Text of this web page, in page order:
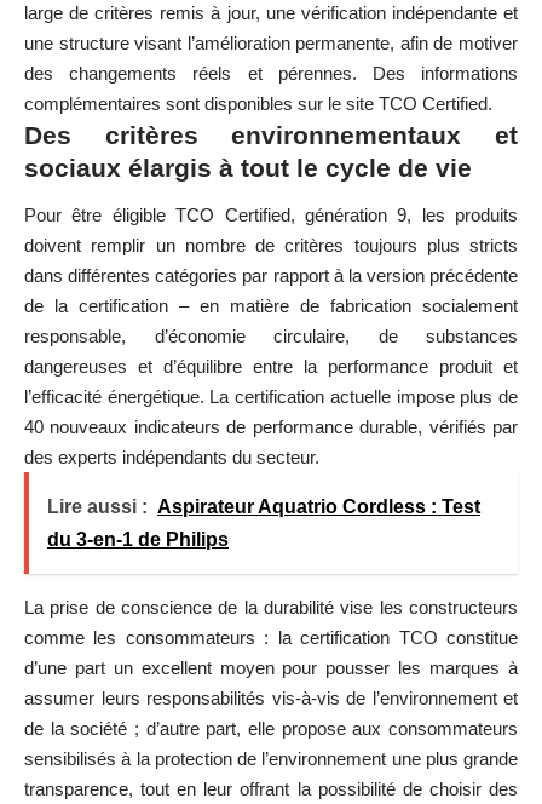
large de critères remis à jour, une vérification indépendante et
une structure visant l’amélioration permanente, afin de motiver
des changements réels et pérennes. Des informations
complémentaires sont disponibles sur le site TCO Certified.
Des critères environnementaux et
sociaux élargis à tout le cycle de vie
Pour être éligible TCO Certified, génération 9, les produits
doivent remplir un nombre de critères toujours plus stricts
dans différentes catégories par rapport à la version précédente
de la certification – en matière de fabrication socialement
responsable, d’économie circulaire, de substances
dangereuses et d’équilibre entre la performance produit et
l’efficacité énergétique. La certification actuelle impose plus de
40 nouveaux indicateurs de performance durable, vérifiés par
des experts indépendants du secteur.
Lire aussi : Aspirateur Aquatrio Cordless : Test
du 3-en-1 de Philips
La prise de conscience de la durabilité vise les constructeurs
comme les consommateurs : la certification TCO constitue
d’une part un excellent moyen pour pousser les marques à
assumer leurs responsabilités vis-à-vis de l’environnement et
de la société ; d’autre part, elle propose aux consommateurs
sensibilisés à la protection de l’environnement une plus grande
transparence, tout en leur offrant la possibilité de choisir des